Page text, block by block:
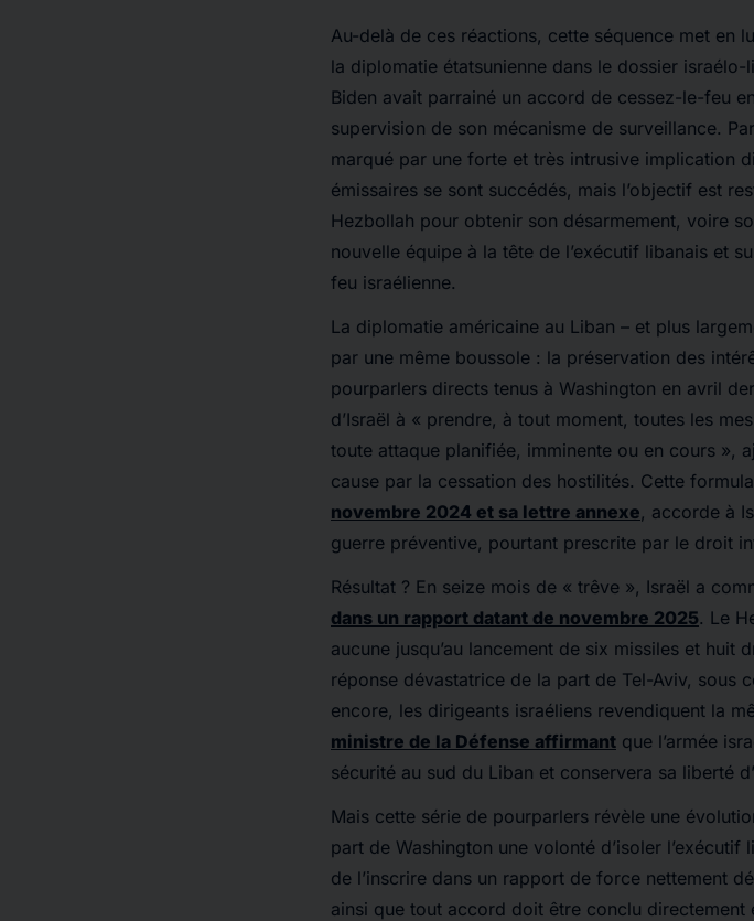
Au-delà de ces réactions, cette séquence met en
la diplomatie étatsunienne dans le dossier
Biden avait parrainé un accord de cessez-le-feu
supervision de son mécanisme de surveillance.
marqué par une forte et très intrusive implication
émissaires se sont succédés, mais l’objectif est
Hezbollah pour obtenir son désarmement, voire
nouvelle équipe à la tête de l’exécutif libanais et
feu israélienne.
La diplomatie américaine au Liban – et plus
par une même boussole : la préservation des
pourparlers directs tenus à Washington en avril
d’Israël à « prendre, à tout moment, toutes les
toute attaque planifiée, imminente ou en cours »,
cause par la cessation des hostilités. Cette
novembre 2024 et sa lettre annexe, accorde à
guerre préventive, pourtant prescrite par le droit
Résultat ? En seize mois de « trêve », Israël a
dans un rapport datant de novembre 2025. Le
aucune jusqu’au lancement de six missiles et huit
réponse dévastatrice de la part de Tel-Aviv, sous
encore, les dirigeants israéliens revendiquent la
ministre de la Défense affirmant que l’armée
sécurité au sud du Liban et conservera sa liberté
Mais cette série de pourparlers révèle une
part de Washington une volonté d’isoler
de l’inscrire dans un rapport de force nettement
ainsi que tout accord doit être conclu directement